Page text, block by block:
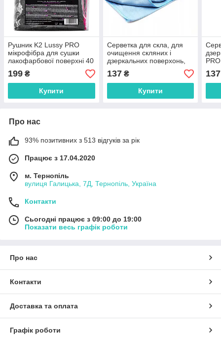
Рушник K2 Lussy PRO
мікрофібра для сушки
лакофарбової поверхні 40
x 40 см
199 ₴
Купити
Серветка для скла, для
очищення скляних і
дзеркальних поверхонь,
40х40 см
137₴
Купити
137
Про нас
93% позитивних з 513 відгуків за рік
Працює з 17.04.2020
м. Тернопіль
вулиця Галицька, 7Д, Тернопіль, Україна
Контакти
Сьогодні працює з 09:00 до 19:00
Показати весь графік роботи
Про нас
Контакти
Доставка та оплата
Графік роботи